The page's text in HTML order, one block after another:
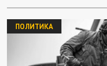
ПОЛИТИКА